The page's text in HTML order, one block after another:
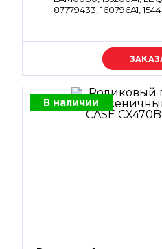
87779433, 160796A1,
LNM0426, 155201A1
В наличии